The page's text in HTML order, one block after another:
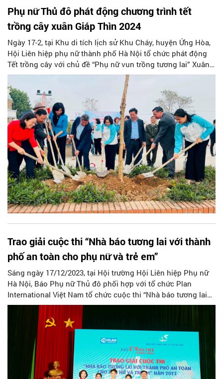
Phụ nữ Thủ đô phát động chương trình tết
trồng cây xuân Giáp Thìn 2024
Ngày 17-2, tại Khu di tích lịch sử Khu Cháy, huyện Ứng Hòa,
Hội Liên hiệp phụ nữ thành phố Hà Nội tổ chức phát động
Tết trồng cây với chủ đề “Phụ nữ vun trồng tương lai” Xuân
Giáp Thìn 2024.
Trao giải cuộc thi “Nhà báo tương lai với thành
phố an toàn cho phụ nữ và trẻ em”
Sáng ngày 17/12/2023, tại Hội trường Hội Liên hiệp Phụ nữ
Hà Nội, Báo Phụ nữ Thủ đô phối hợp với tổ chức Plan
International Việt Nam tổ chức cuộc thi “Nhà báo tương lai
với thành phố an toàn cho phụ nữ và trẻ em” năm 2023.